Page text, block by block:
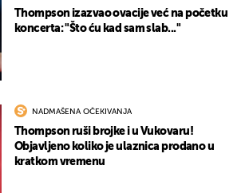
Thompson izazvao ovacije već na početku
koncerta: "Što ću kad sam slab..."
NADMAŠENA OČEKIVANJA
Thompson ruši brojke i u Vukovaru!
Objavljeno koliko je ulaznica prodano u
kratkom vremenu